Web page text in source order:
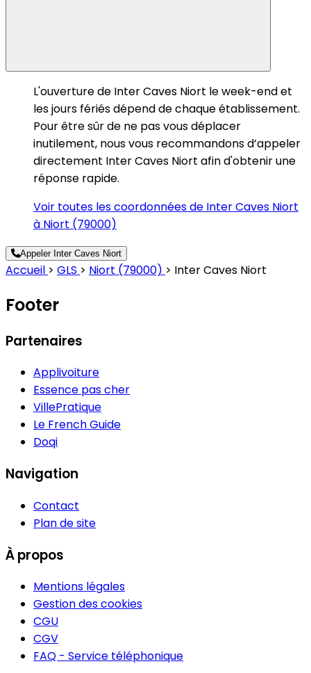
L'ouverture de Inter Caves Niort le week-end et
les jours fériés dépend de chaque établissement.
Pour être sûr de ne pas vous déplacer
inutilement, nous vous recommandons d’appeler
directement Inter Caves Niort afin d'obtenir une
réponse rapide.
Voir toutes les coordonnées de Inter Caves Niort
à Niort (79000)
Appeler Inter Caves Niort
Accueil > GLS > Niort (79000) > Inter Caves Niort
Footer
Partenaires
Applivoiture
Essence pas cher
VillePratique
Le French Guide
Doqi
Navigation
Contact
Plan de site
À propos
Mentions légales
Gestion des cookies
CGU
CGV
FAQ - Service téléphonique